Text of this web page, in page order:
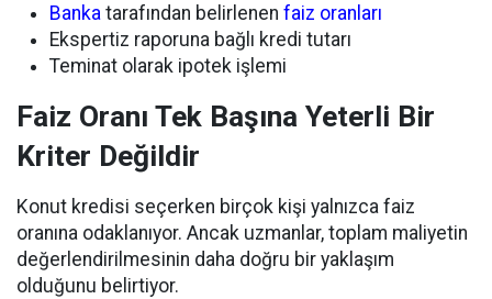
Banka tarafından belirlenen faiz oranları
Ekspertiz raporuna bağlı kredi tutarı
Teminat olarak ipotek işlemi
Faiz Oranı Tek Başına Yeterli Bir
Kriter Değildir
Konut kredisi seçerken birçok kişi yalnızca faiz
oranına odaklanıyor. Ancak uzmanlar, toplam maliyetin
değerlendirilmesinin daha doğru bir yaklaşım
olduğunu belirtiyor.